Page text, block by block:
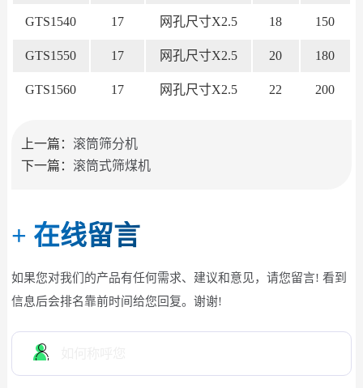
GTS1540 17 网孔尺寸X2.5 18 150
GTS1550 17 网孔尺寸X2.5 20 180
GTS1560 17 网孔尺寸X2.5 22 200
上一篇： 滚筒筛分机
下一篇： 滚筒式筛煤机
+ 在线留言
如果您对我们的产品有任何需求、建议和意见，请您留言! 看到
信息后会排名靠前时间给您回复。谢谢!